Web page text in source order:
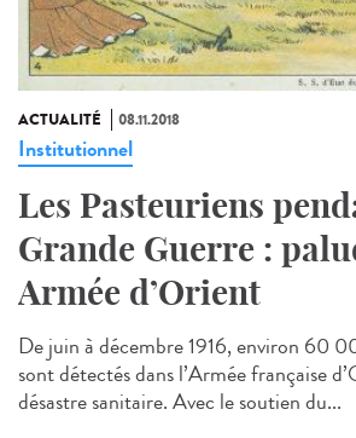
ACTUALITÉ 08.11.2018
Institutionnel
Les Pasteuriens
Grande Guerre :
Armée d’Orient
De juin à décembre 1916, environ 60
sont détectés dans l’Armée française
désastre sanitaire. Avec le soutien du...